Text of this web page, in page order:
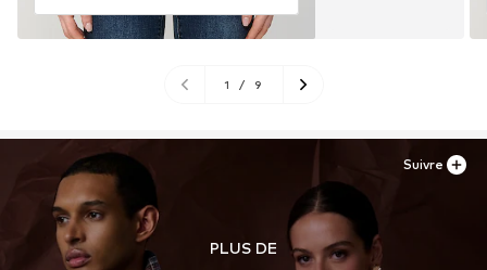
1 / 9
PLUS DE
Suivre